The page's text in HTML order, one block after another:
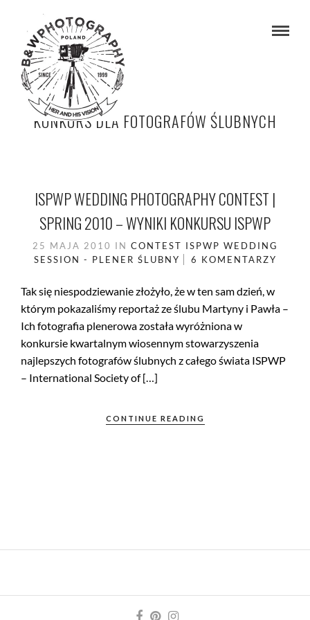
KONKURS DLA FOTOGRAFÓW ŚLUBNYCH
ISPWP WEDDING PHOTOGRAPHY CONTEST |
SPRING 2010 – WYNIKI KONKURSU ISPWP
25 MAJA 2010 IN CONTEST ISPWP WEDDING
SESSION - PLENER ŚLUBNY
6 KOMENTARZY
Tak się niespodziewanie złożyło, że w ten sam dzień, w
którym pokazaliśmy reportaż ze ślubu Martyny i Pawła –
Ich fotografia plenerowa została wyróżniona w
konkursie kwartalnym wiosennym stowarzyszenia
najlepszych fotografów ślubnych z całego świata ISPWP
– International Society of […]
CONTINUE READING